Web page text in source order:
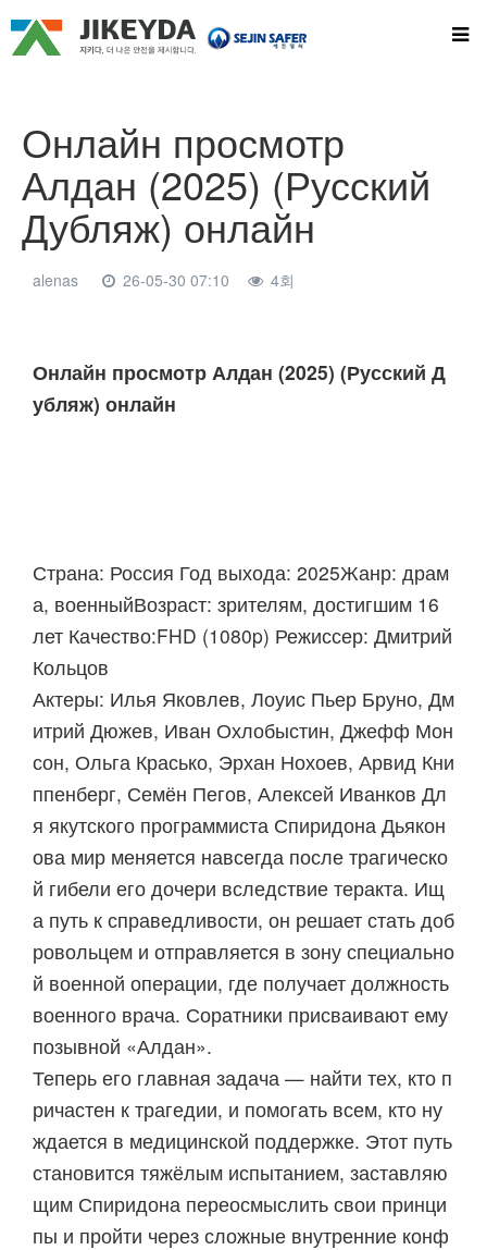
Онлайн просмотр
Алдан (2025) (Русский
Дубляж) онлайн
alenas 26-05-30 07:10 4회
본문
Онлайн просмотр Алдан (2025) (Русский Д
убляж) онлайн
Страна: Россия Год выхода: 2025Жанр: драм
а, военныйВозраст: зрителям, достигшим 16
лет Качество:FHD (1080p) Режиссер: Дмитрий
Кольцов
Актеры: Илья Яковлев, Лоуис Пьер Бруно, Дм
итрий Дюжев, Иван Охлобыстин, Джефф Мон
сон, Ольга Красько, Эрхан Нохоев, Арвид Кни
ппенберг, Семён Пегов, Алексей Иванков Дл
я якутского программиста Спиридона Дьякон
ова мир меняется навсегда после трагическо
й гибели его дочери вследствие теракта. Ищ
а путь к справедливости, он решает стать доб
ровольцем и отправляется в зону специально
й военной операции, где получает должность
военного врача. Соратники присваивают ему
позывной «Алдан».
Теперь его главная задача — найти тех, кто п
ричастен к трагедии, и помогать всем, кто ну
ждается в медицинской поддержке. Этот путь
становится тяжёлым испытанием, заставляю
щим Спиридона переосмыслить свои принци
пы и пройти через сложные внутренние конф